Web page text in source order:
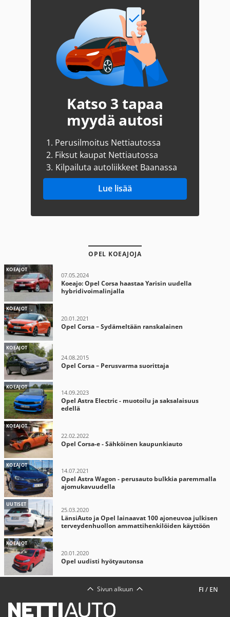
Katso 3 tapaa
myydä autosi
1. Perusilmoitus Nettiautossa
2. Fiksut kaupat Nettiautossa
3. Kilpailuta autoliikkeet Baanassa
Lue lisää
OPEL KOEAJOJA
KOEAJOT
07.05.2024
Koeajo: Opel Corsa haastaa Yarisin uudella
hybridivoimalinjalla
KOEAJOT
20.01.2021
Opel Corsa – Sydämeltään ranskalainen
KOEAJOT
24.08.2015
Opel Corsa – Perusvarma suorittaja
KOEAJOT
14.09.2023
Opel Astra Electric - muotoilu ja saksalaisuus
edellä
KOEAJOT
22.02.2022
Opel Corsa-e - Sähköinen kaupunkiauto
KOEAJOT
14.07.2021
Opel Astra Wagon - perusauto bulkkia paremmalla
ajomukavuudella
UUTISET
25.03.2020
LänsiAuto ja Opel lainaavat 100 ajoneuvoa julkisen
terveydenhuollon ammattihenkilöiden käyttöön
KOEAJOT
20.01.2020
Opel uudisti hyötyautonsa
FI / EN
Sivun alkuun